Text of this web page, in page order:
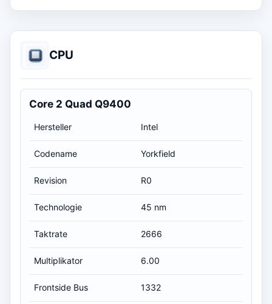
CPU
Core 2 Quad Q9400
Hersteller Intel
Codename Yorkfield
Revision R0
Technologie 45 nm
Taktrate 2666
Multiplikator 6.00
Frontside Bus 1332